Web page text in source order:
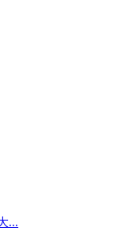
...